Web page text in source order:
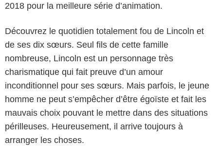
2018 pour la meilleure série d’animation.
Découvrez le quotidien totalement fou de Lincoln et
de ses dix sœurs. Seul fils de cette famille
nombreuse, Lincoln est un personnage très
charismatique qui fait preuve d’un amour
inconditionnel pour ses sœurs. Mais parfois, le jeune
homme ne peut s’empêcher d’être égoïste et fait les
mauvais choix pouvant le mettre dans des situations
périlleuses. Heureusement, il arrive toujours à
arranger les choses.